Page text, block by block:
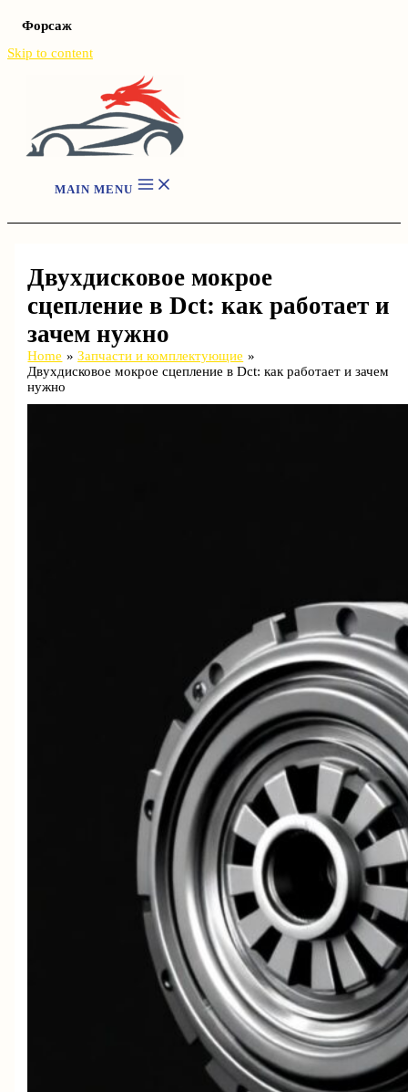
Форсаж
Skip to content
MAIN MENU
Двухдисковое мокрое
сцепление в Dct: как работает и
зачем нужно
Home
Запчасти и комплектующие
Двухдисковое мокрое сцепление в Dct: как работает и зачем
нужно